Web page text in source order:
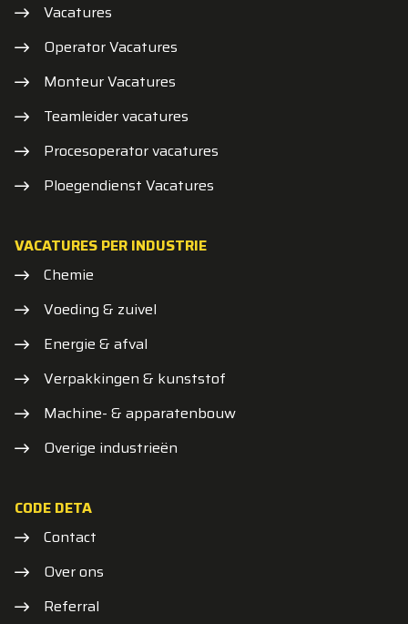
Vacatures
Operator Vacatures
Monteur Vacatures
Teamleider vacatures
Procesoperator vacatures
Ploegendienst Vacatures
VACATURES PER INDUSTRIE
Chemie
Voeding & zuivel
Energie & afval
Verpakkingen & kunststof
Machine- & apparatenbouw
Overige industrieën
CODE DETA
Contact
Over ons
Referral